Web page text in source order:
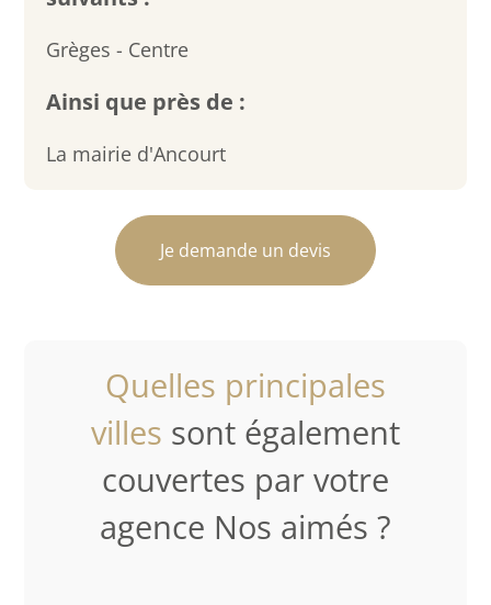
Grèges - Centre
Ainsi que près de :
La mairie d'Ancourt
Je demande un devis
Quelles principales
villes sont également
couvertes par votre
agence Nos aimés ?